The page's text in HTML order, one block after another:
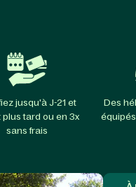
jusqu'à J-21 et
plus tard ou en 3x
sans frais
Des